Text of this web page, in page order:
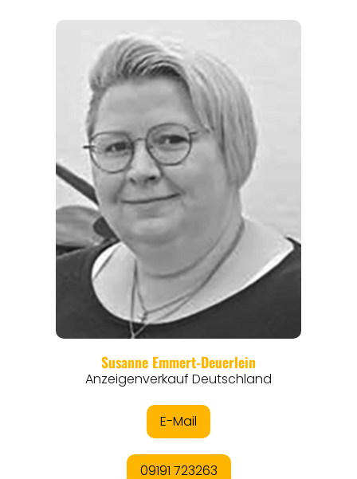
ORTE
EVENTS
REISEFÜHRER
REISEMAGAZINE
THEMEN
ANGEBOTE